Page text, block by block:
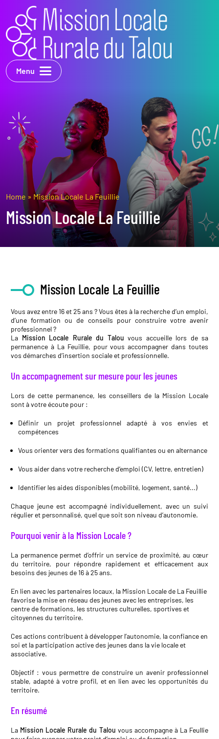
Menu
Home » Mission Locale La Feuillie
Mission Locale La Feuillie
Mission Locale La Feuillie
Vous avez entre 16 et 25 ans ? Vous êtes à la recherche d’un emploi,
d’une formation ou de conseils pour construire votre avenir
professionnel ?
La Mission Locale Rurale du Talou vous accueille lors de sa
permanence à La Feuillie, pour vous accompagner dans toutes
vos démarches d’insertion sociale et professionnelle.
Un accompagnement sur mesure pour les jeunes
Lors de cette permanence, les conseillers de la Mission Locale
sont à votre écoute pour :
Définir un projet professionnel adapté à vos envies et
compétences
Vous orienter vers des formations qualifiantes ou en alternance
Vous aider dans votre recherche d’emploi (CV, lettre, entretien)
Identifier les aides disponibles (mobilité, logement, santé...)
Chaque jeune est accompagné individuellement, avec un suivi
régulier et personnalisé, quel que soit son niveau d’autonomie.
Pourquoi venir à la Mission Locale ?
La permanence permet d’offrir un service de proximité, au cœur
du territoire, pour répondre rapidement et efficacement aux
besoins des jeunes de 16 à 25 ans.
En lien avec les partenaires locaux, la Mission Locale de La Feuillie
favorise la mise en réseau des jeunes avec les entreprises, les
centre de formations, les structures culturelles, sportives et
citoyennes du territoire.
Ces actions contribuent à développer l’autonomie, la confiance en
soi et la participation active des jeunes dans la vie locale et
associative.
Objectif : vous permettre de construire un avenir professionnel
stable, adapté à votre profil, et en lien avec les opportunités du
territoire.
En résumé
La Mission Locale Rurale du Talou vous accompagne à La Feullie